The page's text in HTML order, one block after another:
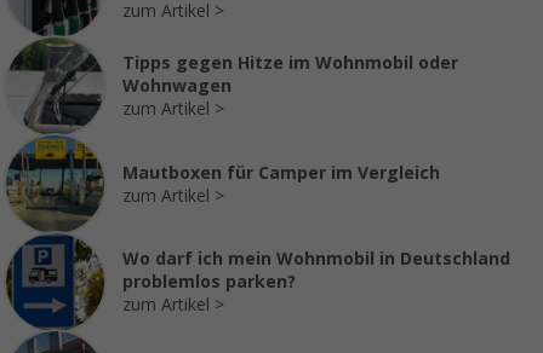
zum Artikel
Tipps gegen Hitze im Wohnmobil oder
Wohnwagen
zum Artikel
Mautboxen für Camper im Vergleich
zum Artikel
Wo darf ich mein Wohnmobil in Deutschland
problemlos parken?
zum Artikel